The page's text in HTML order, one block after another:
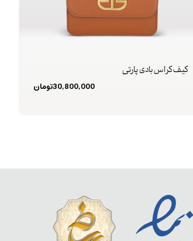
کیف کراس بادی پارتی
30,800,000تومان